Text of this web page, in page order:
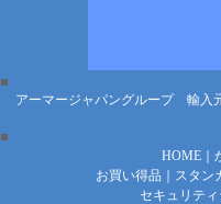
アーマージャパングループ 輸入
HOME｜
お買い得品
スタン
セキュリテ